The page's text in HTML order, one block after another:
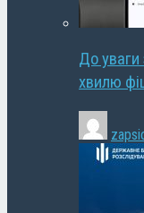
До уваги
хвилю